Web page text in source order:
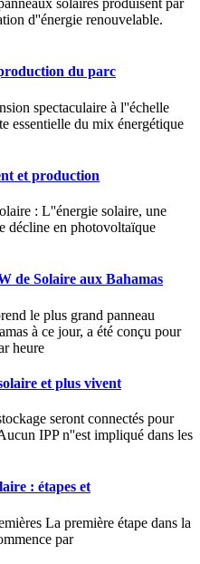
solaires produisent par
d''énergie renouvelable.
du parc
spectaculaire à l''échelle
essentielle du mix énergétique
et production
: L''énergie solaire, une
décline en photovoltaïque
de Solaire aux Bahamas
le plus grand panneau
à ce jour, a été conçu pour
heure
et plus vivent
seront connectés pour
IPP n''est impliqué dans les
: étapes et
La première étape dans la
par